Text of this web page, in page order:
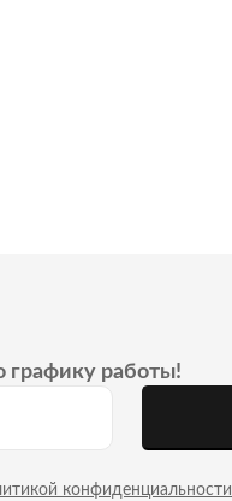
графику работы!
конфиденциальности